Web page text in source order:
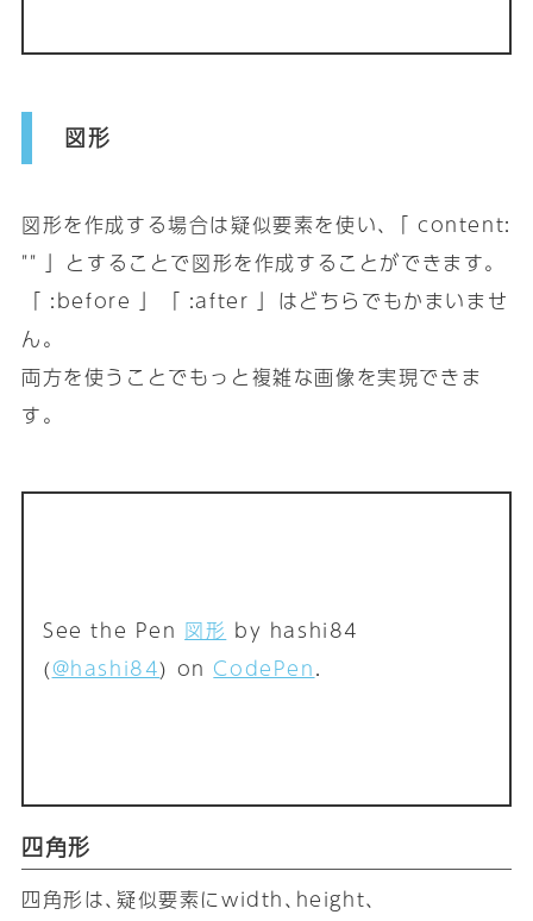
図形
図形を作成する場合は疑似要素を使い､「 content:
"" 」とすることで図形を作成することができます｡
「 :before 」「 :after 」はどちらでもかまいませ
ん｡
両方を使うことでもっと複雑な画像を実現できま
す｡
See the Pen 図形 by hashi84
(@hashi84) on CodePen.
四角形
四角形は､疑似要素にwidth､height､